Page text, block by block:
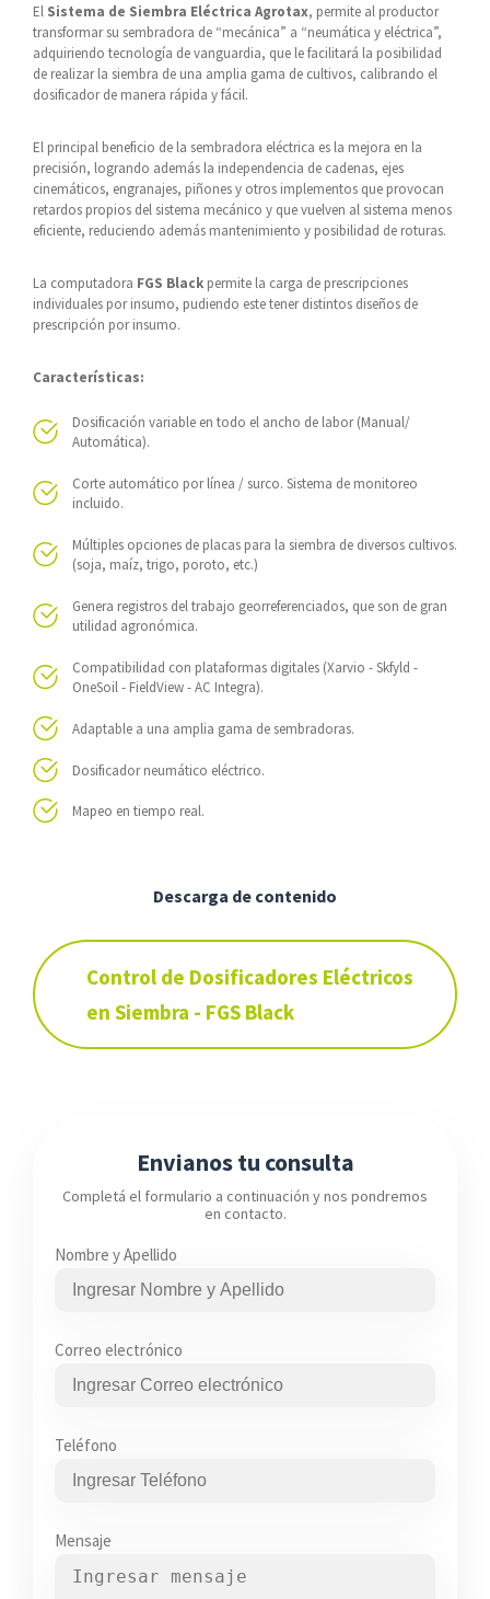
El Sistema de Siembra Eléctrica Agrotax, permite al productor
transformar su sembradora de “mecánica” a “neumática y eléctrica”,
adquiriendo tecnología de vanguardia, que le facilitará la posibilidad
de realizar la siembra de una amplia gama de cultivos, calibrando el
dosificador de manera rápida y fácil.
El principal beneficio de la sembradora eléctrica es la mejora en la
precisión, logrando además la independencia de cadenas, ejes
cinemáticos, engranajes, piñones y otros implementos que provocan
retardos propios del sistema mecánico y que vuelven al sistema menos
eficiente, reduciendo además mantenimiento y posibilidad de roturas.
La computadora FGS Black permite la carga de prescripciones
individuales por insumo, pudiendo este tener distintos diseños de
prescripción por insumo.
Características:
Dosificación variable en todo el ancho de labor (Manual/
Automática).
Corte automático por línea / surco. Sistema de monitoreo
incluido.
Múltiples opciones de placas para la siembra de diversos cultivos.
(soja, maíz, trigo, poroto, etc.)
Genera registros del trabajo georreferenciados, que son de gran
utilidad agronómica.
Compatibilidad con plataformas digitales (Xarvio - Skfyld -
OneSoil - FieldView - AC Integra).
Adaptable a una amplia gama de sembradoras.
Dosificador neumático eléctrico.
Mapeo en tiempo real.
Descarga de contenido
Control de Dosificadores Eléctricos
en Siembra - FGS Black
Envianos tu consulta
Completá el formulario a continuación y nos pondremos
en contacto.
Nombre y Apellido
Correo electrónico
Teléfono
Mensaje